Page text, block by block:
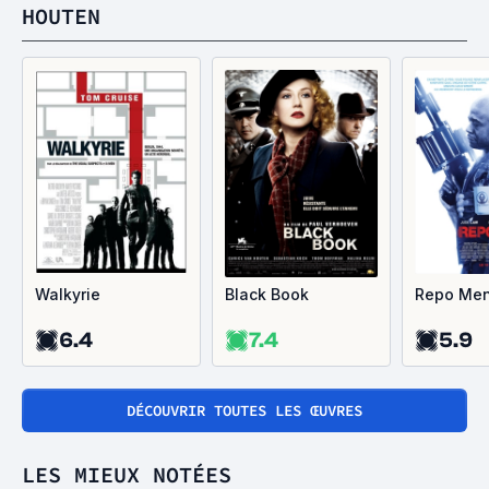
HOUTEN
Walkyrie
6.4
Black Book
7.4
Repo
5.9
DÉCOUVRIR TOUTES LES ŒUVRES
LES MIEUX NOTÉES